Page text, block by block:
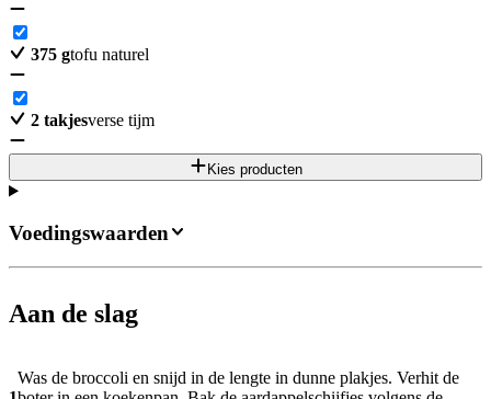
375 gtofu naturel
2 takjesverse tijm
Kies producten
Aan de slag
Was de broccoli en snijd in de lengte in dunne plakjes. Verhit de
Voedingswaarden